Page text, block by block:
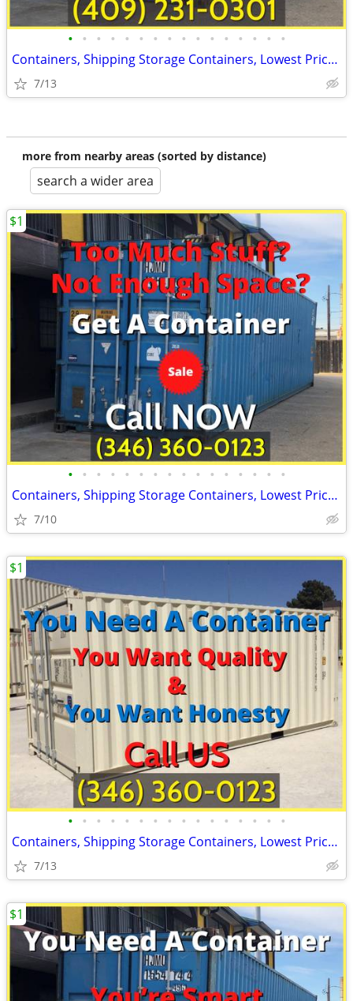
• • • • • • • • • • • • • • • •
Containers, Shipping Storage Containers, Lowest Price Now!
7/13
more from nearby areas (sorted by distance)
search a wider area
• • • • • • • • • • • • • • • •
Containers, Shipping Storage Containers, Lowest Price Now!
7/10
$1
• • • • • • • • • • • • • • • •
Containers, Shipping Storage Containers, Lowest Price Now!
7/13
$1
$1